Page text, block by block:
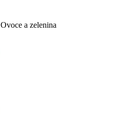
Ovoce a zelenina